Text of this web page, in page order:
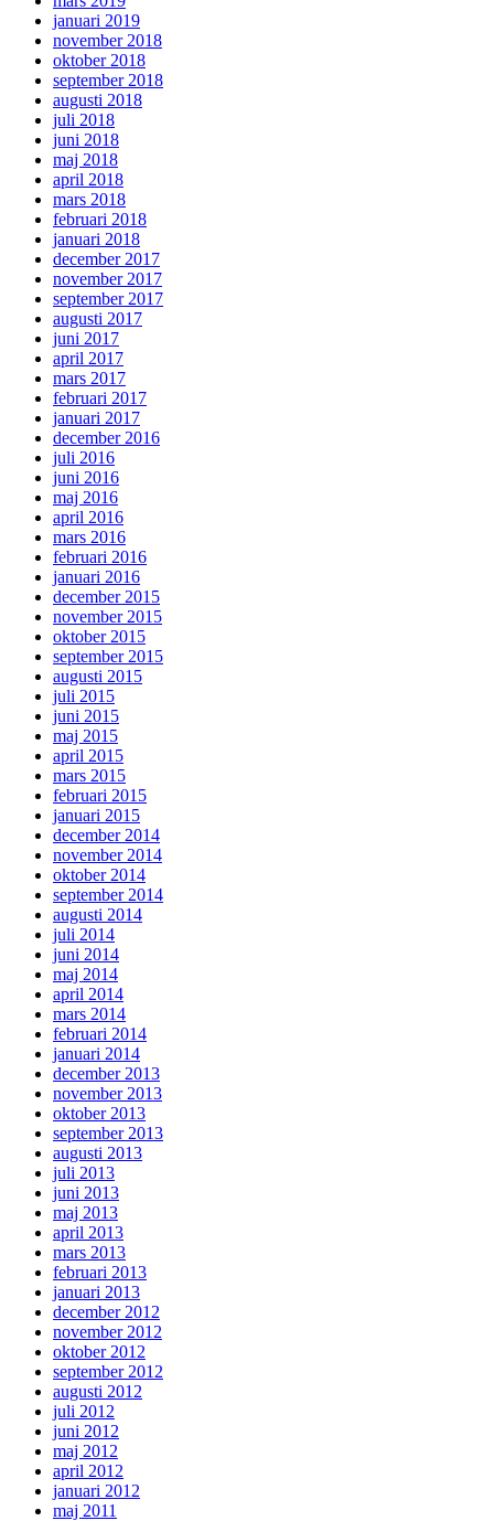
januari 2019
november 2018
oktober 2018
september 2018
augusti 2018
juli 2018
juni 2018
maj 2018
april 2018
mars 2018
februari 2018
januari 2018
december 2017
november 2017
september 2017
augusti 2017
juni 2017
april 2017
mars 2017
februari 2017
januari 2017
december 2016
juli 2016
juni 2016
maj 2016
april 2016
mars 2016
februari 2016
januari 2016
december 2015
november 2015
oktober 2015
september 2015
augusti 2015
juli 2015
juni 2015
maj 2015
april 2015
mars 2015
februari 2015
januari 2015
december 2014
november 2014
oktober 2014
september 2014
augusti 2014
juli 2014
juni 2014
maj 2014
april 2014
mars 2014
februari 2014
januari 2014
december 2013
november 2013
oktober 2013
september 2013
augusti 2013
juli 2013
juni 2013
maj 2013
april 2013
mars 2013
februari 2013
januari 2013
december 2012
november 2012
oktober 2012
september 2012
augusti 2012
juli 2012
juni 2012
maj 2012
april 2012
januari 2012
maj 2011